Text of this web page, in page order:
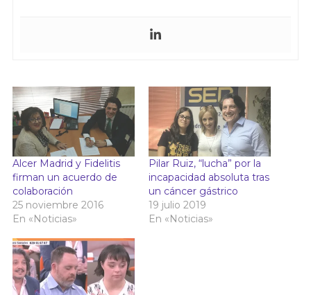
Alcer Madrid y Fidelitis
firman un acuerdo de
colaboración
25 noviembre 2016
En «Noticias»
Pilar Ruiz, “lucha” por la
incapacidad absoluta tras
un cáncer gástrico
19 julio 2019
En «Noticias»